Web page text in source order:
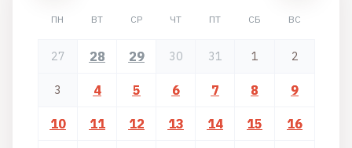
ПН ВТ СР ЧТ ПТ СБ ВС
27 28 29 30 31 1 2
3 4 5 6 7 8 9
10 11 12 13 14 15 16